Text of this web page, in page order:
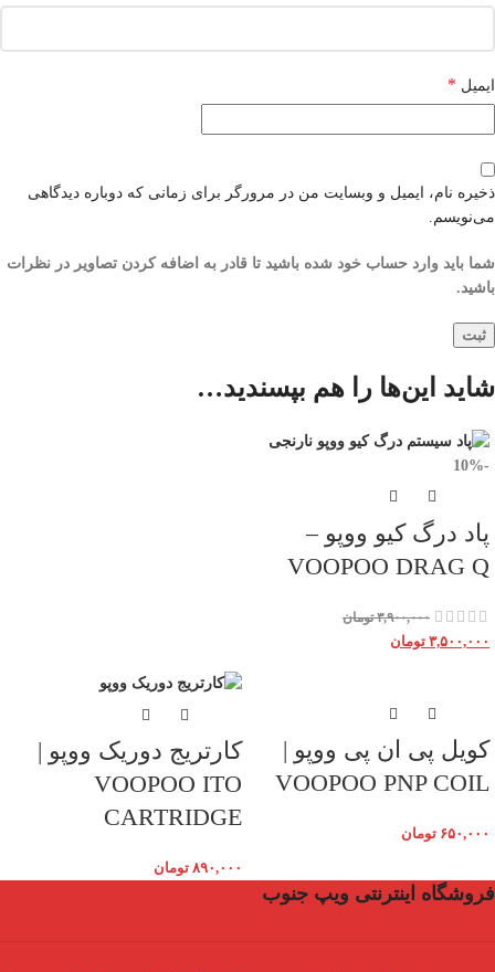
ایمیل *
ذخیره نام، ایمیل و وبسایت من در مرورگر برای زمانی که دوباره دیدگاهی
می‌نویسم.
شما باید وارد حساب خود شده باشید تا قادر به اضافه کردن تصاویر در نظرات
باشید.
شاید این‌ها را هم بپسندید…
-10%
پاد درگ کیو ووپو –
VOOPOO DRAG Q
۳,۹۰۰,۰۰۰ تومان
۳,۵۰۰,۰۰۰ تومان
کویل پی ان پی ووپو |
VOOPOO PNP COIL
۶۵۰,۰۰۰ تومان
کارتریج دوریک ووپو |
VOOPOO ITO
CARTRIDGE
۸۹۰,۰۰۰ تومان
فروشگاه اینترنتی ویپ جنوب